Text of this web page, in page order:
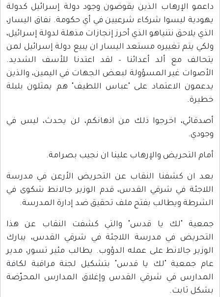
داعمو الإرهاب الذين يقوضون وجود دولة إسرائيل كدولة
يهودية ليسوا شركاء شرعيين في أي حكومة. نفاق اليسار،
الذي يلاحق نتنياهو الذي أحرز إنجازات مذهلة لدولة إسرائيل،
ولكي يتم تغييره مستعد اليسار ان يبيع دولة إسرائيل لمن
يتحالف مع ألد أعدائنا – لقد اعتدنا للأسف الشديد.
الأصوات غير المسؤولة لبعض الجهات في اليمين، والذين
يدعمون الاعتماد على "عباس اللطيف" هم يمثلون بلبلة
خطيرة.
أصدقائي، اخرجوا ذلك من اذهانكم، لن يحدث، ليس في
وجودي.
أمام التحريض والإرهاب علينا ان نجيب بصرامة.
بعد ان كشفنا النقاب عن التحريض الأرعن في مدرسة
اللاجئة في شرقي القدس، قدم الوزير جالانط شكوى في
الشرطة ويطالب بفتح ملف تحقيق ضد إدارة المدرسة.
جمعية "لك يا قدس" والتي كشفت النقاب عن هذا
التحريض في مدرسة اللاجئة في شرقي القدس، يبارك
الوزير جالانط على عمله الدؤوب. يطالب مئير تسور، مدير
عام جمعية "لك يا قدس" بتشكيل لجنة مراقبة لكافة
المدارس في شرقي القدس وإغلاق المدارس المحرّضة
بشكل ثابت.